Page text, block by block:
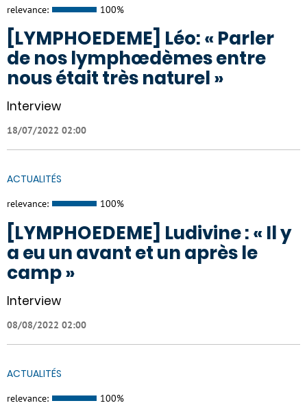
relevance: 100%
[LYMPHOEDEME] Léo: « Parler
de nos lymphœdèmes entre
nous était très naturel »
Interview
18/07/2022 02:00
ACTUALITÉS
relevance: 100%
[LYMPHOEDEME] Ludivine : « Il y
a eu un avant et un après le
camp »
Interview
08/08/2022 02:00
ACTUALITÉS
relevance: 100%